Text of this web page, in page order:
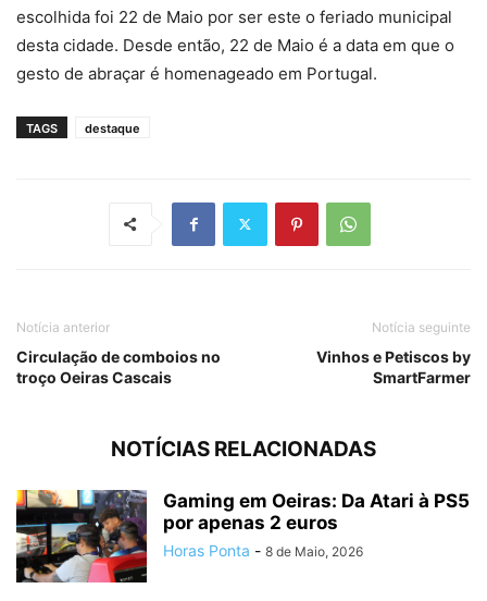
escolhida foi 22 de Maio por ser este o feriado municipal
desta cidade. Desde então, 22 de Maio é a data em que o
gesto de abraçar é homenageado em Portugal.
TAGS destaque
Notícia anterior
Circulação de comboios no
troço Oeiras Cascais
Notícia seguinte
Vinhos e Petiscos by
SmartFarmer
NOTÍCIAS RELACIONADAS
Gaming em Oeiras: Da Atari à PS5
por apenas 2 euros
Horas Ponta - 8 de Maio, 2026